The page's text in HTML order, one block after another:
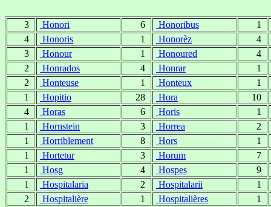
3 Honori 6 Honoribus
1
4
Honoris 1 Honorèz
4
3
Honour 1 Honoured
4
2
Honrados 4 Honrar
1
2
Honteuse 1 Honteux
1
1
Hopitio 28 Hora
10
4
Horas 6 Horis
1
1
Hornstein 3 Horrea
2
1
Horriblement 8 Hors
1
1
Hortetur 3 Horum
7
1
Hosg 4 Hospes
9
1
Hospitalaria 2 Hospitalarii
1
2
Hospitalière 1 Hospitalières
1